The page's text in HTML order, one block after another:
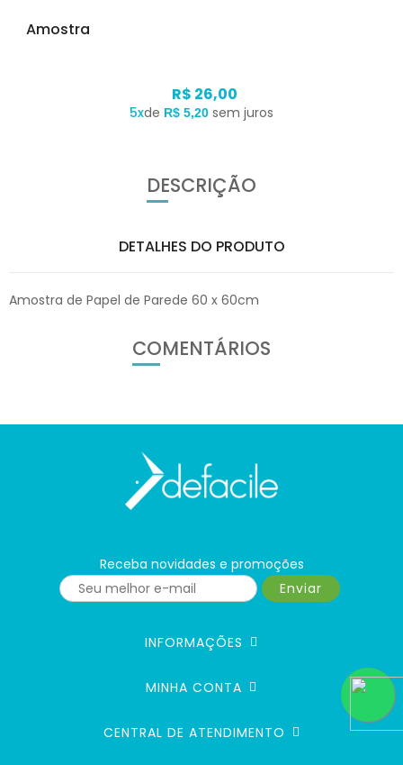
Amostra
R$ 26,00
5xde R$ 5,20 sem juros
DESCRIÇÃO
DETALHES DO PRODUTO
Amostra de Papel de Parede 60 x 60cm
COMENTÁRIOS
Receba novidades e promoções
Enviar
INFORMAÇÕES
MINHA CONTA
CENTRAL DE ATENDIMENTO